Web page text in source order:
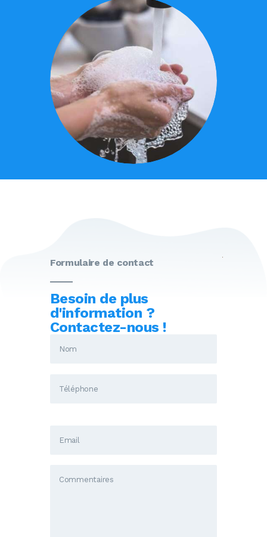
Formulaire de contact
Besoin de plus
d'information ?
Contactez-nous !